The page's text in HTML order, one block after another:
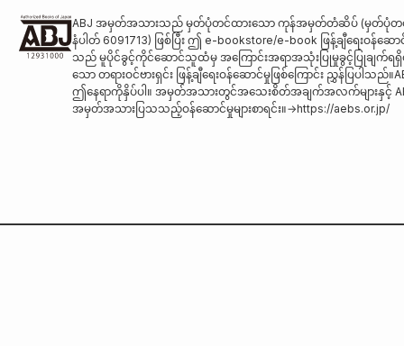
ABJ အမှတ်အသားသည် မှတ်ပုံတင်ထားသော ကုန်အမှတ်တံဆိပ် (မှတ်ပုံတ
နံပါတ် 6091713) ဖြစ်ပြီး ဤ e-bookstore/e-book ဖြန့်ချီရေးဝန်ဆော
သည် မူပိုင်ခွင့်ကိုင်ဆောင်သူထံမှ အကြောင်းအရာအသုံးပြုမှုခွင့်ပြုချက်ရရှိ
သော တရားဝင်ဗားရှင်း ဖြန့်ချီရေးဝန်ဆောင်မှုဖြစ်ကြောင်း ညွှန်ပြပါသည်။
ဤနေရာကိုနှိပ်ပါ။ အမှတ်အသားတွင်အသေးစိတ်အချက်အလက်များနှင့်
အမှတ်အသားပြသသည့်ဝန်ဆောင်မှုများစာရင်း။→https://aebs.or.jp/